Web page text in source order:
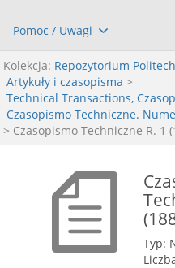
Pomoc / Uwagi
Kolekcja: Repozytorium
Artykuły i czasopisma >
Technical Transactions,
Czasopismo Techniczne.
> Czasopismo Techniczne R. 1
Typ: